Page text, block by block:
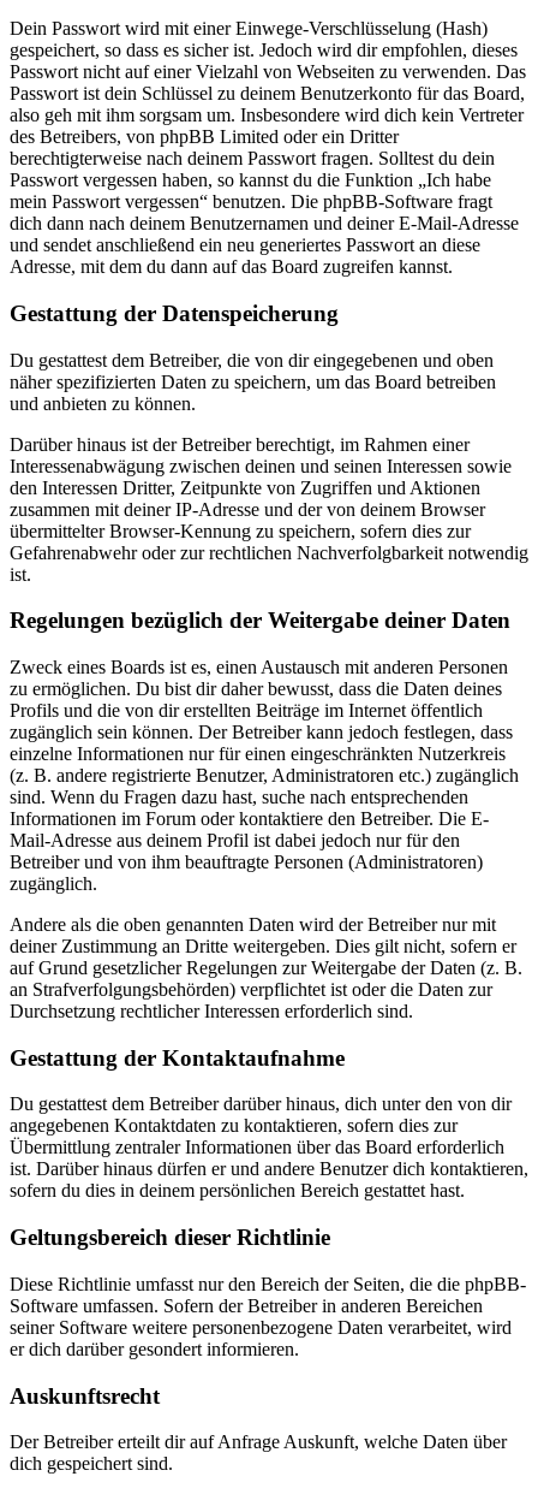
Dein Passwort wird mit einer Einwege-Verschlüsselung (Hash)
gespeichert, so dass es sicher ist. Jedoch wird dir empfohlen, dieses
Passwort nicht auf einer Vielzahl von Webseiten zu verwenden. Das
Passwort ist dein Schlüssel zu deinem Benutzerkonto für das Board,
also geh mit ihm sorgsam um. Insbesondere wird dich kein Vertreter
des Betreibers, von phpBB Limited oder ein Dritter
berechtigterweise nach deinem Passwort fragen. Solltest du dein
Passwort vergessen haben, so kannst du die Funktion „Ich habe
mein Passwort vergessen“ benutzen. Die phpBB-Software fragt
dich dann nach deinem Benutzernamen und deiner E-Mail-Adresse
und sendet anschließend ein neu generiertes Passwort an diese
Adresse, mit dem du dann auf das Board zugreifen kannst.
Gestattung der Datenspeicherung
Du gestattest dem Betreiber, die von dir eingegebenen und oben
näher spezifizierten Daten zu speichern, um das Board betreiben
und anbieten zu können.
Darüber hinaus ist der Betreiber berechtigt, im Rahmen einer
Interessenabwägung zwischen deinen und seinen Interessen sowie
den Interessen Dritter, Zeitpunkte von Zugriffen und Aktionen
zusammen mit deiner IP-Adresse und der von deinem Browser
übermittelter Browser-Kennung zu speichern, sofern dies zur
Gefahrenabwehr oder zur rechtlichen Nachverfolgbarkeit notwendig
ist.
Regelungen bezüglich der Weitergabe deiner Daten
Zweck eines Boards ist es, einen Austausch mit anderen Personen
zu ermöglichen. Du bist dir daher bewusst, dass die Daten deines
Profils und die von dir erstellten Beiträge im Internet öffentlich
zugänglich sein können. Der Betreiber kann jedoch festlegen, dass
einzelne Informationen nur für einen eingeschränkten Nutzerkreis
(z. B. andere registrierte Benutzer, Administratoren etc.) zugänglich
sind. Wenn du Fragen dazu hast, suche nach entsprechenden
Informationen im Forum oder kontaktiere den Betreiber. Die E-
Mail-Adresse aus deinem Profil ist dabei jedoch nur für den
Betreiber und von ihm beauftragte Personen (Administratoren)
zugänglich.
Andere als die oben genannten Daten wird der Betreiber nur mit
deiner Zustimmung an Dritte weitergeben. Dies gilt nicht, sofern er
auf Grund gesetzlicher Regelungen zur Weitergabe der Daten (z. B.
an Strafverfolgungsbehörden) verpflichtet ist oder die Daten zur
Durchsetzung rechtlicher Interessen erforderlich sind.
Gestattung der Kontaktaufnahme
Du gestattest dem Betreiber darüber hinaus, dich unter den von dir
angegebenen Kontaktdaten zu kontaktieren, sofern dies zur
Übermittlung zentraler Informationen über das Board erforderlich
ist. Darüber hinaus dürfen er und andere Benutzer dich kontaktieren,
sofern du dies in deinem persönlichen Bereich gestattet hast.
Geltungsbereich dieser Richtlinie
Diese Richtlinie umfasst nur den Bereich der Seiten, die die phpBB-
Software umfassen. Sofern der Betreiber in anderen Bereichen
seiner Software weitere personenbezogene Daten verarbeitet, wird
er dich darüber gesondert informieren.
Auskunftsrecht
Der Betreiber erteilt dir auf Anfrage Auskunft, welche Daten über
dich gespeichert sind.